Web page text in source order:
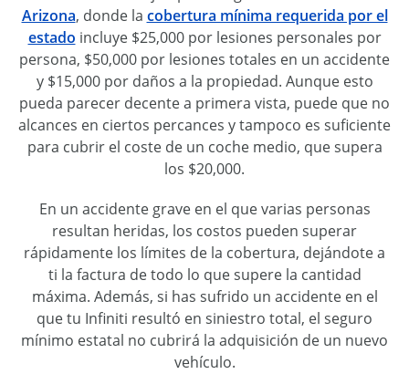
Arizona, donde la cobertura mínima requerida por el
estado incluye $25,000 por lesiones personales por
persona, $50,000 por lesiones totales en un accidente
y $15,000 por daños a la propiedad. Aunque esto
pueda parecer decente a primera vista, puede que no
alcances en ciertos percances y tampoco es suficiente
para cubrir el coste de un coche medio, que supera
los $20,000.
En un accidente grave en el que varias personas
resultan heridas, los costos pueden superar
rápidamente los límites de la cobertura, dejándote a
ti la factura de todo lo que supere la cantidad
máxima. Además, si has sufrido un accidente en el
que tu Infiniti resultó en siniestro total, el seguro
mínimo estatal no cubrirá la adquisición de un nuevo
vehículo.